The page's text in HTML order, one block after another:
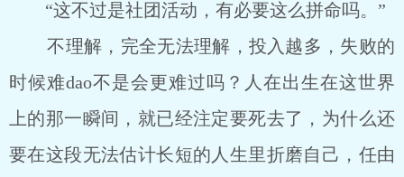
“这不过是社团活动，有必要这么拼命吗。”
不理解，完全无法理解，投入越多，失败的
时候难dao不是会更难过吗？人在出生在这世界
上的那一瞬间，就已经注定要死去了，为什么还
要在这段无法估计长短的人生里折磨自己，任由